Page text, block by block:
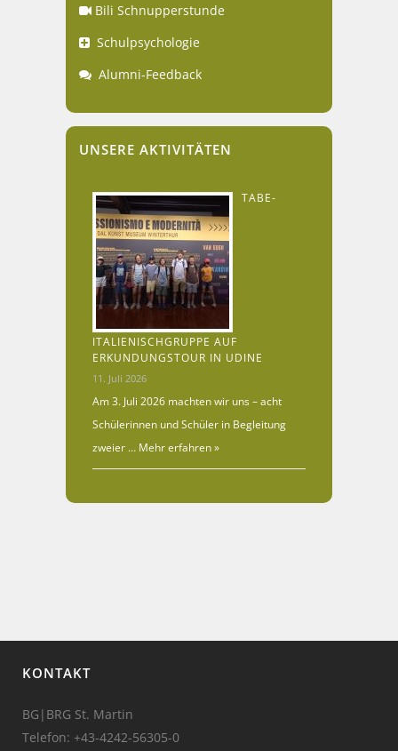
Bili Schnupperstunde
Schulpsychologie
Alumni-Feedback
UNSERE AKTIVITÄTEN
TABE-
ITALIENISCHGRUPPE AUF
ERKUNDUNGSTOUR IN UDINE
11. Juli 2026
Am 3. Juli 2026 machten wir uns – acht
Schülerinnen und Schüler in Begleitung
zweier … Mehr erfahren »
KONTAKT
BG|BRG St. Martin
Telefon: +43-4242-56305-0